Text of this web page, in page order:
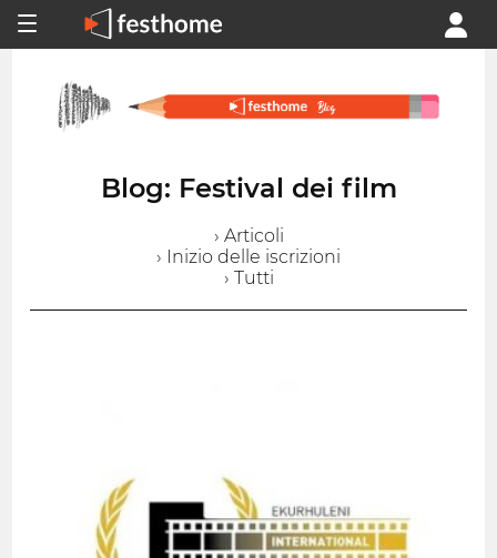
Blog: Festival dei film
› Articoli
› Inizio delle iscrizioni
› Tutti